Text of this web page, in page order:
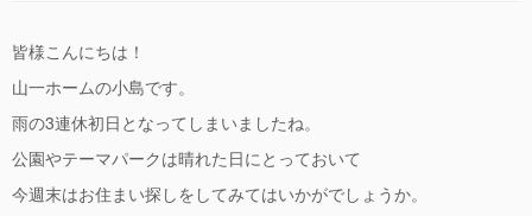
皆様こんにちは！
山一ホームの小島です。
雨の3連休初日となってしまいましたね。
公園やテーマパークは晴れた日にとっておいて
今週末はお住まい探しをしてみてはいかがでしょうか。